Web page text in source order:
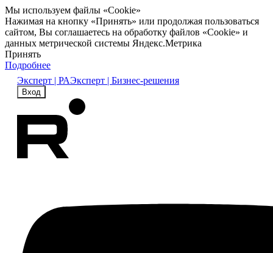
Мы используем файлы «Cookie»
Нажимая на кнопку «Принять» или продолжая пользоваться
сайтом, Вы соглашаетесь на обработку файлов «Cookie» и
данных метрической системы Яндекс.Метрика
Принять
Подробнее
Эксперт | РАЭксперт | Бизнес-решения
Вход